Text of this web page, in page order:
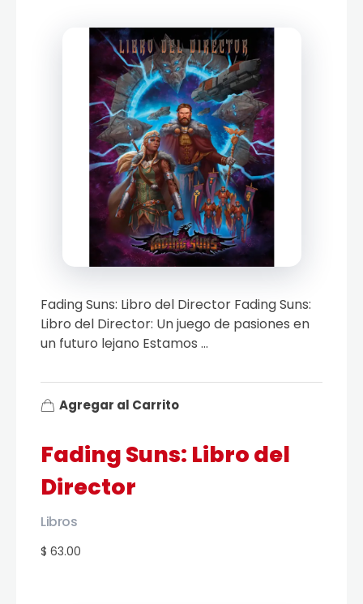
Fading Suns: Libro del
Director
$ 63.00
Libros
Fading Suns: Libro del Director Fading Suns:
Libro del Director: Un juego de pasiones en
un futuro lejano Estamos ...
Agregar al Carrito